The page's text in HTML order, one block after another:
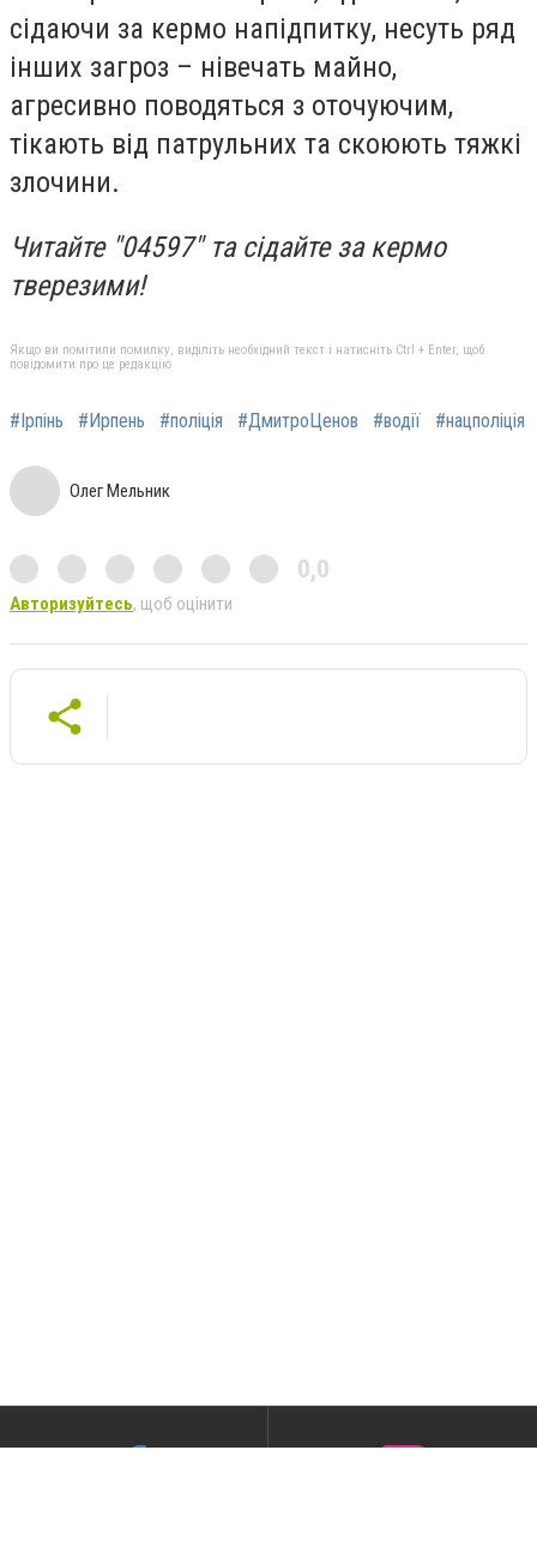
сідаючи за кермо напідпитку, несуть ряд
інших загроз – нівечать майно,
агресивно поводяться з оточуючим,
тікають від патрульних та скоюють тяжкі
злочини.
Читайте "04597" та сідайте за кермо
тверезими!
Якщо ви помітили помилку, виділіть необхідний текст і натисніть Ctrl + Enter, щоб
повідомити про це редакцію
#Ірпінь #Ирпень #поліція #ДмитроЦенов #водії #нацполіція
Олег Мельник
0,0
Авторизуйтесь, щоб оцінити